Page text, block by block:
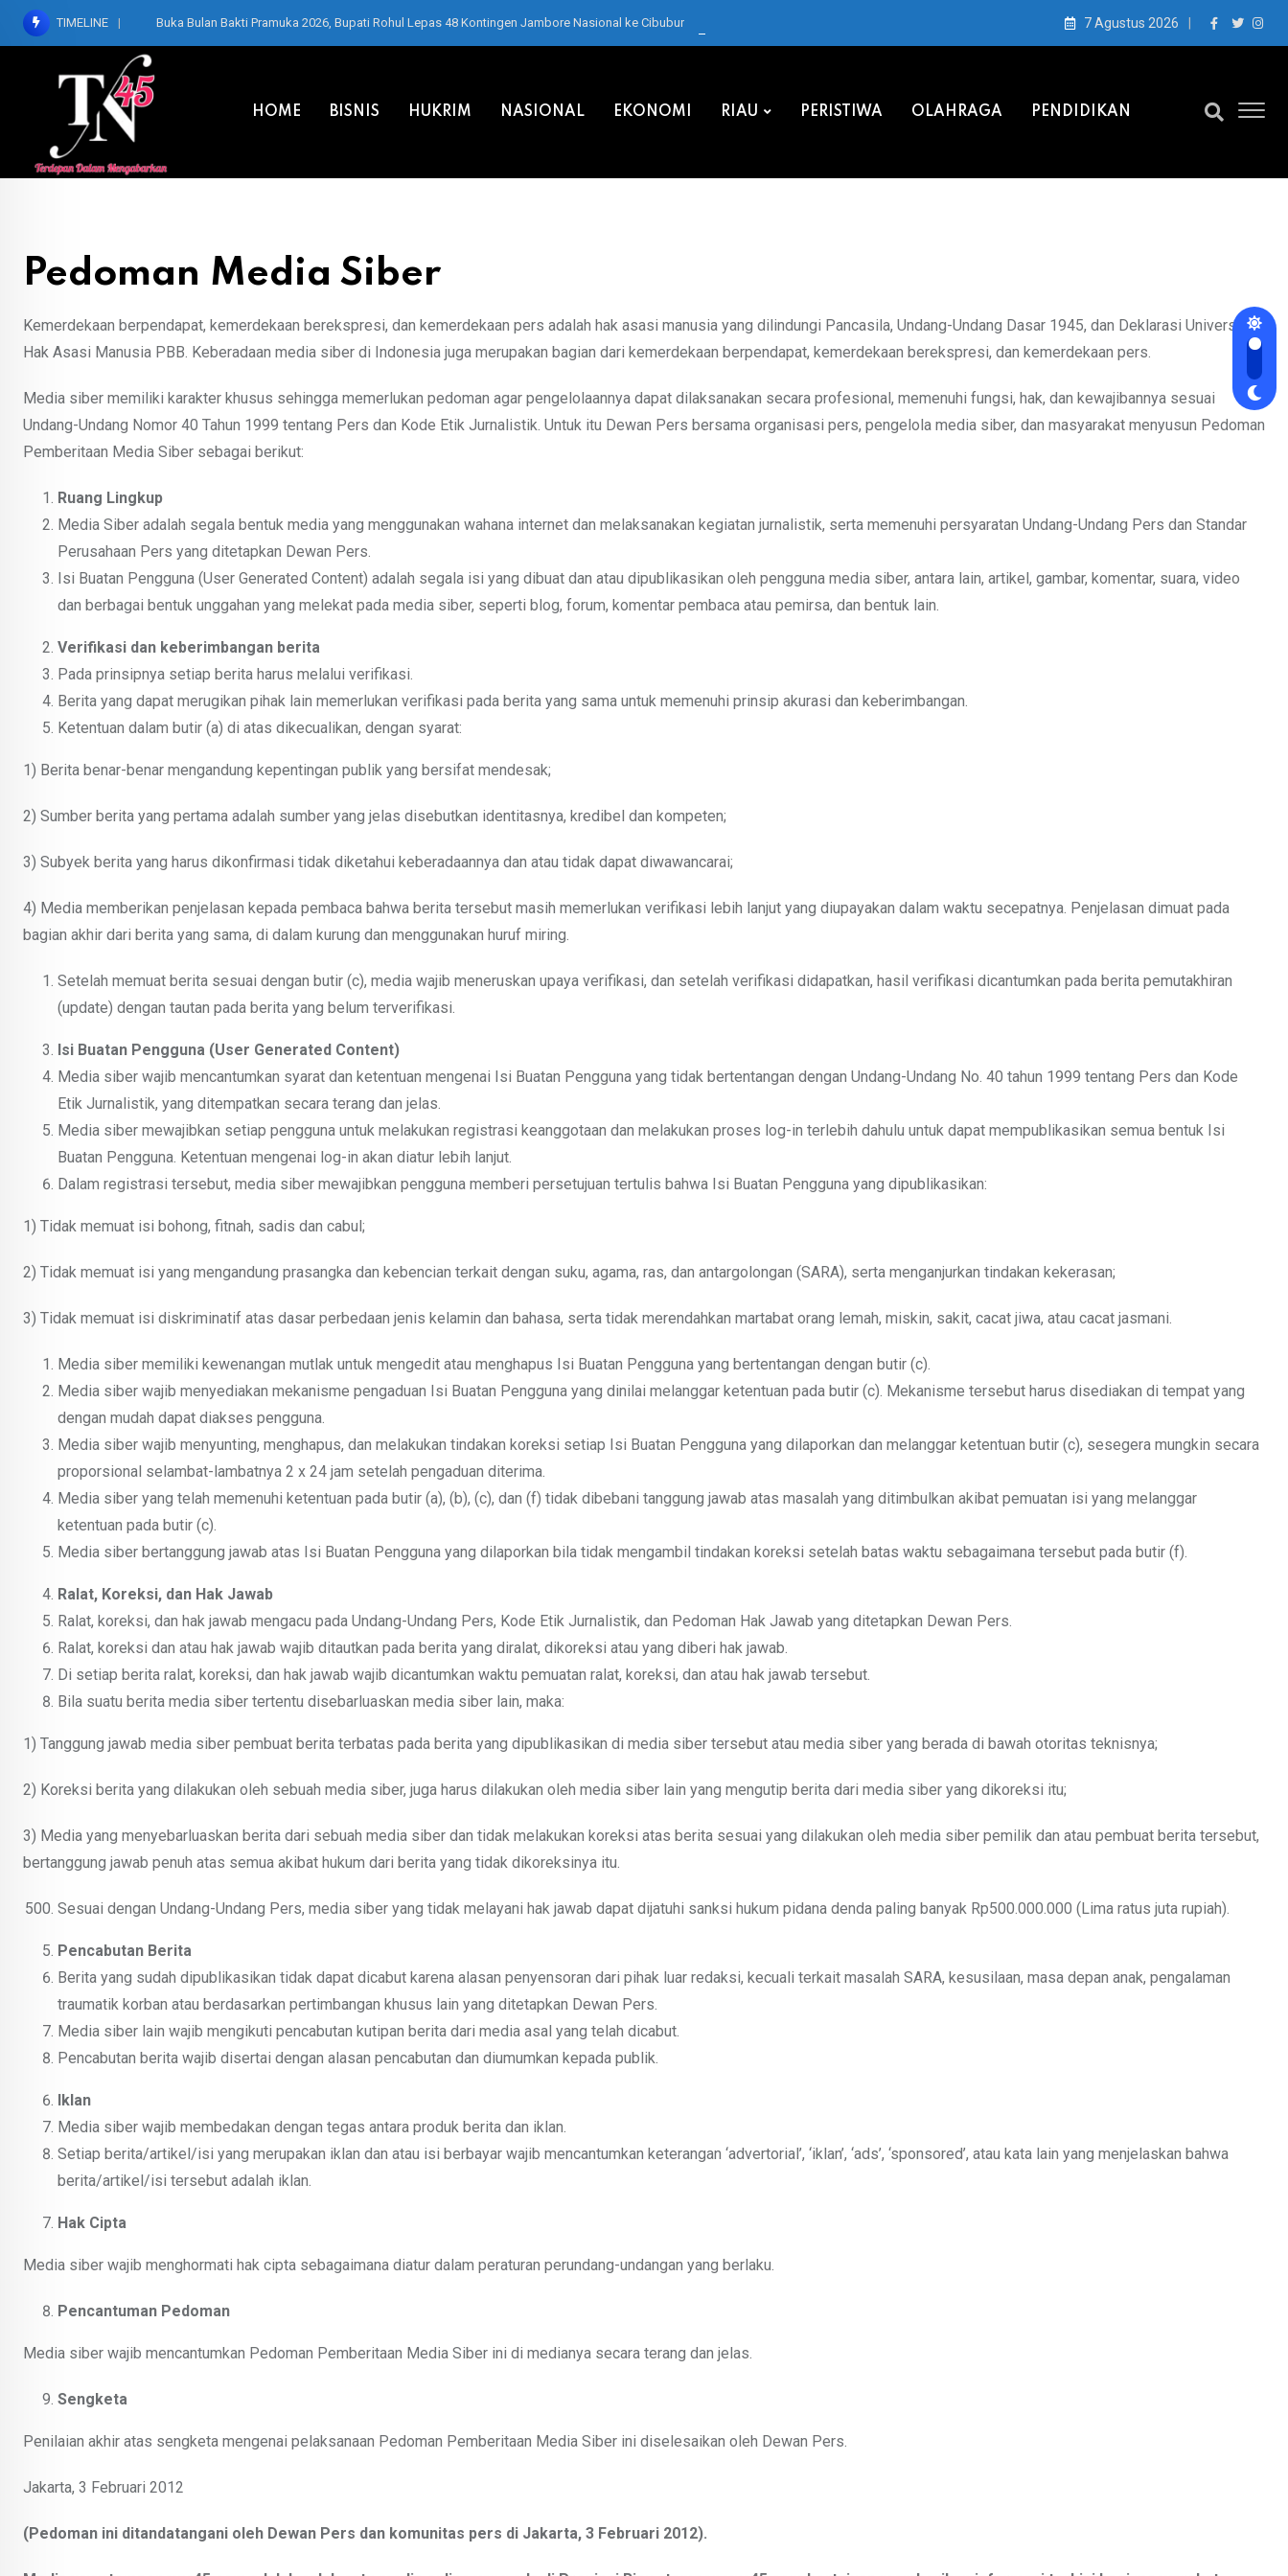
Skip
TIMELINE Buka Bulan Bakti Pramuka 2026, Bupati Rohul Lepas 48 Kontingen Jambore Nasional ke Cibubur 7 Agustus 2026
HOME BISNIS HUKRIM NASIONAL EKONOMI RIAU PERISTIWA OLAHRAGA PENDIDIKAN
Pedoman Media Siber
Kemerdekaan berpendapat, kemerdekaan berekspresi, dan kemerdekaan pers adalah hak asasi manusia yang dilindungi Pancasila, Undang-Undang Dasar 1945, dan Deklarasi Universal
Hak Asasi Manusia PBB. Keberadaan media siber di Indonesia juga merupakan bagian dari kemerdekaan berpendapat, kemerdekaan berekspresi, dan kemerdekaan pers.
Media siber memiliki karakter khusus sehingga memerlukan pedoman agar pengelolaannya dapat dilaksanakan secara profesional, memenuhi fungsi, hak, dan kewajibannya sesuai
Undang-Undang Nomor 40 Tahun 1999 tentang Pers dan Kode Etik Jurnalistik. Untuk itu Dewan Pers bersama organisasi pers, pengelola media siber, dan masyarakat menyusun Pedoman
Pemberitaan Media Siber sebagai berikut:
Ruang Lingkup
Media Siber adalah segala bentuk media yang menggunakan wahana internet dan melaksanakan kegiatan jurnalistik, serta memenuhi persyaratan Undang-Undang Pers dan Standar
Perusahaan Pers yang ditetapkan Dewan Pers.
Isi Buatan Pengguna (User Generated Content) adalah segala isi yang dibuat dan atau dipublikasikan oleh pengguna media siber, antara lain, artikel, gambar, komentar, suara, video
dan berbagai bentuk unggahan yang melekat pada media siber, seperti blog, forum, komentar pembaca atau pemirsa, dan bentuk lain.
Verifikasi dan keberimbangan berita
Pada prinsipnya setiap berita harus melalui verifikasi.
Berita yang dapat merugikan pihak lain memerlukan verifikasi pada berita yang sama untuk memenuhi prinsip akurasi dan keberimbangan.
Ketentuan dalam butir (a) di atas dikecualikan, dengan syarat:
1) Berita benar-benar mengandung kepentingan publik yang bersifat mendesak;
2) Sumber berita yang pertama adalah sumber yang jelas disebutkan identitasnya, kredibel dan kompeten;
3) Subyek berita yang harus dikonfirmasi tidak diketahui keberadaannya dan atau tidak dapat diwawancarai;
4) Media memberikan penjelasan kepada pembaca bahwa berita tersebut masih memerlukan verifikasi lebih lanjut yang diupayakan dalam waktu secepatnya. Penjelasan dimuat pada
bagian akhir dari berita yang sama, di dalam kurung dan menggunakan huruf miring.
Setelah memuat berita sesuai dengan butir (c), media wajib meneruskan upaya verifikasi, dan setelah verifikasi didapatkan, hasil verifikasi dicantumkan pada berita pemutakhiran
(update) dengan tautan pada berita yang belum terverifikasi.
Isi Buatan Pengguna (User Generated Content)
Media siber wajib mencantumkan syarat dan ketentuan mengenai Isi Buatan Pengguna yang tidak bertentangan dengan Undang-Undang No. 40 tahun 1999 tentang Pers dan Kode
Etik Jurnalistik, yang ditempatkan secara terang dan jelas.
Media siber mewajibkan setiap pengguna untuk melakukan registrasi keanggotaan dan melakukan proses log-in terlebih dahulu untuk dapat mempublikasikan semua bentuk Isi
Buatan Pengguna. Ketentuan mengenai log-in akan diatur lebih lanjut.
Dalam registrasi tersebut, media siber mewajibkan pengguna memberi persetujuan tertulis bahwa Isi Buatan Pengguna yang dipublikasikan:
1) Tidak memuat isi bohong, fitnah, sadis dan cabul;
2) Tidak memuat isi yang mengandung prasangka dan kebencian terkait dengan suku, agama, ras, dan antargolongan (SARA), serta menganjurkan tindakan kekerasan;
3) Tidak memuat isi diskriminatif atas dasar perbedaan jenis kelamin dan bahasa, serta tidak merendahkan martabat orang lemah, miskin, sakit, cacat jiwa, atau cacat jasmani.
Media siber memiliki kewenangan mutlak untuk mengedit atau menghapus Isi Buatan Pengguna yang bertentangan dengan butir (c).
Media siber wajib menyediakan mekanisme pengaduan Isi Buatan Pengguna yang dinilai melanggar ketentuan pada butir (c). Mekanisme tersebut harus disediakan di tempat yang
dengan mudah dapat diakses pengguna.
Media siber wajib menyunting, menghapus, dan melakukan tindakan koreksi setiap Isi Buatan Pengguna yang dilaporkan dan melanggar ketentuan butir (c), sesegera mungkin secara
proporsional selambat-lambatnya 2 x 24 jam setelah pengaduan diterima.
Media siber yang telah memenuhi ketentuan pada butir (a), (b), (c), dan (f) tidak dibebani tanggung jawab atas masalah yang ditimbulkan akibat pemuatan isi yang melanggar
ketentuan pada butir (c).
Media siber bertanggung jawab atas Isi Buatan Pengguna yang dilaporkan bila tidak mengambil tindakan koreksi setelah batas waktu sebagaimana tersebut pada butir (f).
Ralat, Koreksi, dan Hak Jawab
Ralat, koreksi, dan hak jawab mengacu pada Undang-Undang Pers, Kode Etik Jurnalistik, dan Pedoman Hak Jawab yang ditetapkan Dewan Pers.
Ralat, koreksi dan atau hak jawab wajib ditautkan pada berita yang diralat, dikoreksi atau yang diberi hak jawab.
Di setiap berita ralat, koreksi, dan hak jawab wajib dicantumkan waktu pemuatan ralat, koreksi, dan atau hak jawab tersebut.
Bila suatu berita media siber tertentu disebarluaskan media siber lain, maka:
1) Tanggung jawab media siber pembuat berita terbatas pada berita yang dipublikasikan di media siber tersebut atau media siber yang berada di bawah otoritas teknisnya;
2) Koreksi berita yang dilakukan oleh sebuah media siber, juga harus dilakukan oleh media siber lain yang mengutip berita dari media siber yang dikoreksi itu;
3) Media yang menyebarluaskan berita dari sebuah media siber dan tidak melakukan koreksi atas berita sesuai yang dilakukan oleh media siber pemilik dan atau pembuat berita tersebut,
bertanggung jawab penuh atas semua akibat hukum dari berita yang tidak dikoreksinya itu.
Sesuai dengan Undang-Undang Pers, media siber yang tidak melayani hak jawab dapat dijatuhi sanksi hukum pidana denda paling banyak Rp500.000.000 (Lima ratus juta rupiah).
Pencabutan Berita
Berita yang sudah dipublikasikan tidak dapat dicabut karena alasan penyensoran dari pihak luar redaksi, kecuali terkait masalah SARA, kesusilaan, masa depan anak, pengalaman
traumatik korban atau berdasarkan pertimbangan khusus lain yang ditetapkan Dewan Pers.
Media siber lain wajib mengikuti pencabutan kutipan berita dari media asal yang telah dicabut.
Pencabutan berita wajib disertai dengan alasan pencabutan dan diumumkan kepada publik.
Iklan
Media siber wajib membedakan dengan tegas antara produk berita dan iklan.
Setiap berita/artikel/isi yang merupakan iklan dan atau isi berbayar wajib mencantumkan keterangan ‘advertorial’, ‘iklan’, ‘ads’, ‘sponsored’, atau kata lain yang menjelaskan bahwa
berita/artikel/isi tersebut adalah iklan.
Hak Cipta
Media siber wajib menghormati hak cipta sebagaimana diatur dalam peraturan perundang-undangan yang berlaku.
Pencantuman Pedoman
Media siber wajib mencantumkan Pedoman Pemberitaan Media Siber ini di medianya secara terang dan jelas.
Sengketa
Penilaian akhir atas sengketa mengenai pelaksanaan Pedoman Pemberitaan Media Siber ini diselesaikan oleh Dewan Pers.
Jakarta, 3 Februari 2012
(Pedoman ini ditandatangani oleh Dewan Pers dan komunitas pers di Jakarta, 3 Februari 2012).